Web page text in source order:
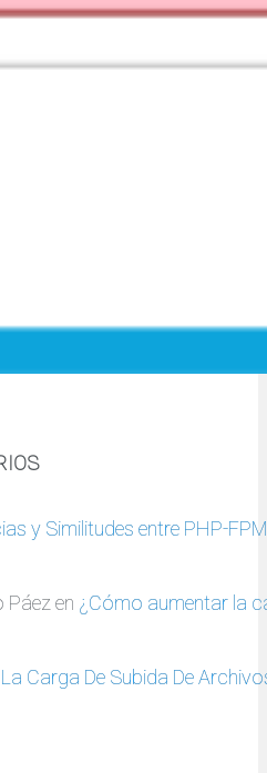
y Similitudes entre PHP-
Páez en ¿Cómo aumentar la
Carga De Subida De